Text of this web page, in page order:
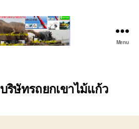
ยก
ของ
ติดต่อ
Menu
บริษัทรถยกเขาไม้แก้ว